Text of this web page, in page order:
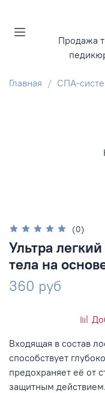
Продажа
Главная СПА-
(0)
Ультра
тела на
360 руб
Входящая в состав
способствует
предохраняет её от
защитным